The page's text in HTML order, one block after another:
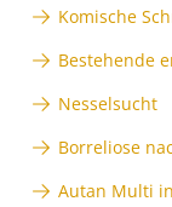
Komische
Bestehende
Nesselsucht
Borreliose
Autan Multi